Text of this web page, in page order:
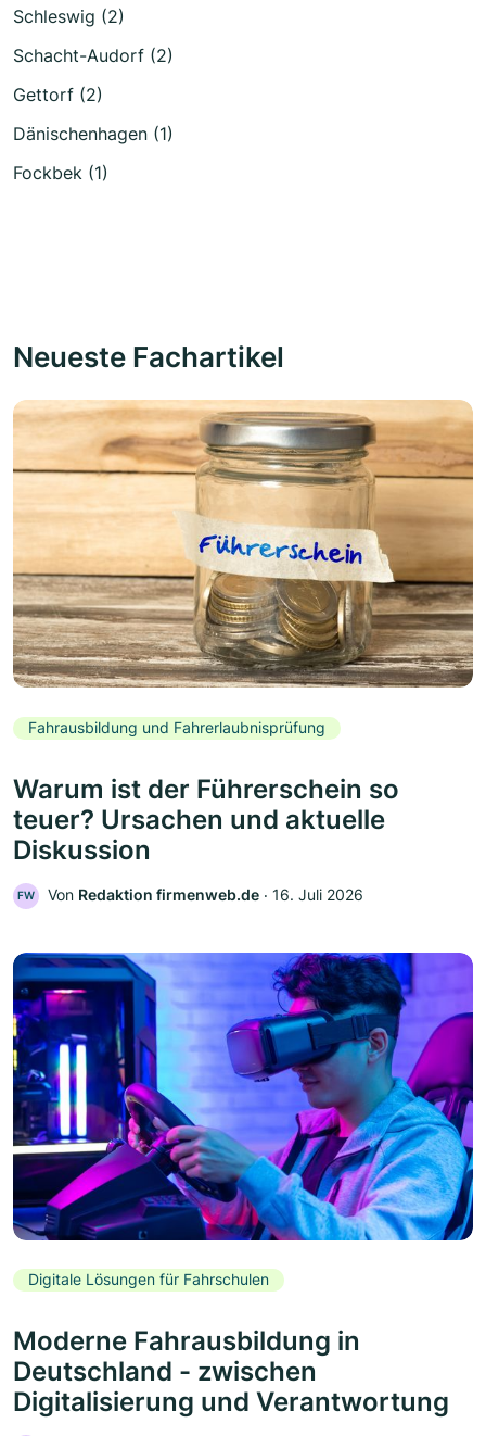
Schleswig (2)
Schacht-Audorf (2)
Gettorf (2)
Dänischenhagen (1)
Fockbek (1)
Neueste Fachartikel
Fahrausbildung und Fahrerlaubnisprüfung
Warum ist der Führerschein so
teuer? Ursachen und aktuelle
Diskussion
FW Von Redaktion firmenweb.de ‧ 16. Juli 2026
Digitale Lösungen für Fahrschulen
Moderne Fahrausbildung in
Deutschland - zwischen
Digitalisierung und Verantwortung